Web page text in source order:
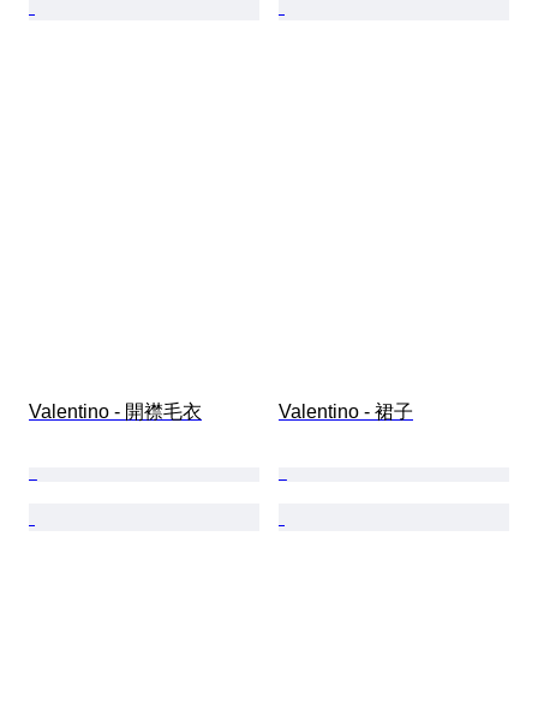
Valentino - 開襟毛衣 Valentino - 裙子